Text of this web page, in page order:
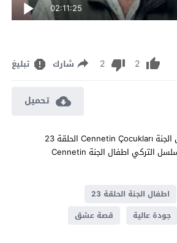
02:11:25
2
2 شارك تبليغ
تحميل
مشاهدة مسلسل اطفال الجنة الحلقة 23 مترجم للعربية اون لاين جودة عالية FULL HD مسلسل اطفال الجنة Cennetin Çocukları الحلقة 23
الثالثة والعشرون كاملة تحميل مباشر سيرفرات متعددة بجودات عالية 1080p 720p 480p مشاهدة المسلسل التركي اطفال الجنة Cennetin
اطفال الجنة الحلقة 23
جودة عالية
قصة عشق